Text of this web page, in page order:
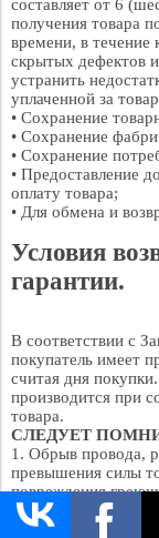
составляет от 6
получения товара
времени, в течение
скрытых дефектов
устранить
уплаченной за
• Сохранение
• Сохранение
• Сохранение
• Предоставление
оплату товара;
• Для обмена и
Условия
гарантии.
В соответствии с
покупатель имеет
считая дня
производится при
товара.
СЛЕДУЕТ
1. Обрыв провода,
превышения силы
повреждения
носки не являются
2. Всегда